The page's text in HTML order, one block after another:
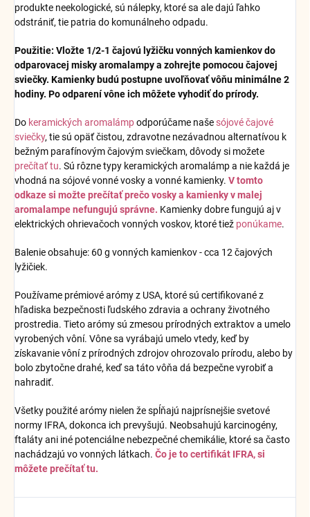
produkte neekologické, sú nálepky, ktoré sa ale dajú ľahko
odstrániť, tie patria do komunálneho odpadu.
Použitie: Vložte 1/2-1 čajovú lyžičku vonných kamienkov do
odparovacej misky aromalampy a zohrejte pomocou čajovej
sviečky. Kamienky budú postupne uvoľňovať vôňu minimálne 2
hodiny. Po odparení vône ich môžete vyhodiť do prírody.
Do keramických aromalámpodporúčame naše sójové čajové
sviečky, tie sú opäť čistou, zdravotne nezávadnou alternatívou k
bežným parafínovým čajovým sviečkam, dôvody si možete
prečítať tu. Sú rôzne typy keramických aromalámp a nie každá je
vhodná na sójové vonné vosky a vonné kamienky. V tomto
odkaze si možte prečítať prečo vosky a kamienky v malej
aromalampe nefungujú správne. Kamienky dobre fungujú aj v
elektrických ohrievačoch vonných voskov, ktoré tiež ponúkame.
Balenie obsahuje: 60 g vonných kamienkov - cca 12 čajových
lyžičiek.
Používame prémiové arómy z USA, ktoré sú certifikované z
hľadiska bezpečnosti ľudského zdravia a ochrany životného
prostredia. Tieto arómy sú zmesou prírodných extraktov a umelo
vyrobených vôní. Vône sa vyrábajú umelo vtedy, keď by
získavanie vôní z prírodných zdrojov ohrozovalo prírodu, alebo by
bolo zbytočne drahé, keď sa táto vôňa dá bezpečne vyrobiť a
nahradiť.
Všetky použité arómy nielen že spĺňajú najprísnejšie svetové
normy IFRA, dokonca ich prevyšujú. Neobsahujú karcinogény,
ftaláty ani iné potenciálne nebezpečné chemikálie, ktoré sa často
nachádzajú vo vonných látkach. Čo je to certifikát IFRA, si
môžete prečítať tu.